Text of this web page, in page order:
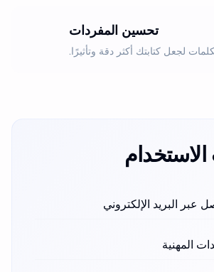
تحسين المفردات
لجعل كتابتك أكثر دقة وتأثيرًا.
عبر البريد الإلكتروني
المهنية